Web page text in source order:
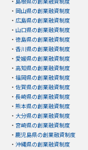
・ 岡山県の創業融資制度
・ 広島県の創業融資制度
・ 山口県の創業融資制度
・ 徳島県の創業融資制度
・ 香川県の創業融資制度
・ 愛媛県の創業融資制度
・ 高知県の創業融資制度
・ 福岡県の創業融資制度
・ 佐賀県の創業融資制度
・ 長崎県の創業融資制度
・ 熊本県の創業融資制度
・ 大分県の創業融資制度
・ 宮崎県の創業融資制度
・ 鹿児島県の創業融資制度
・ 沖縄県の創業融資制度